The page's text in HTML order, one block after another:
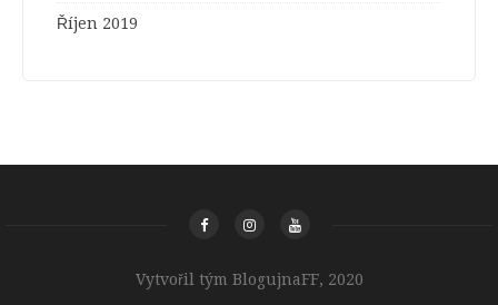
Říjen 2019
Vytvořil tým BlogujnaFF, 2020